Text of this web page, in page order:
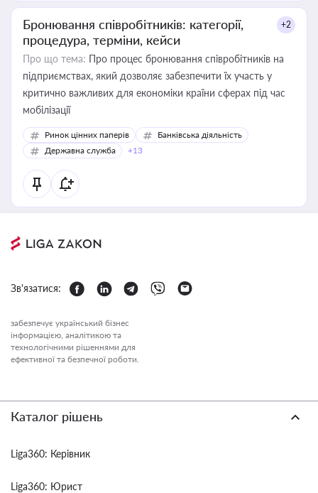
Бронювання співробітників: категорії,
процедура, терміни, кейси
+2
Про що тема: Про процес бронювання співробітників на
підприємствах, який дозволяє забезпечити їх участь у
критично важливих для економіки країни сферах під час
мобілізації
Ринок цінних паперів
Банківська діяльність
Державна служба
+13
Зв'язатися:
забезпечує український бізнес
інформацією, аналітикою та
технологічними рішеннями для
ефективної та безпечної роботи.
Каталог рішень
Liga360: Керівник
Liga360: Юрист